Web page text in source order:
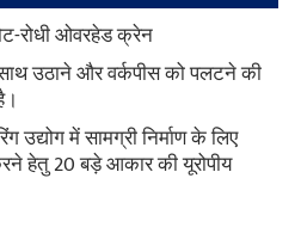
रोधी ओवरहेड क्रेन
उठाने और वर्कपीस को पलटने की
उद्योग में सामग्री निर्माण के लिए
हेतु 20 बड़े आकार की यूरोपीय